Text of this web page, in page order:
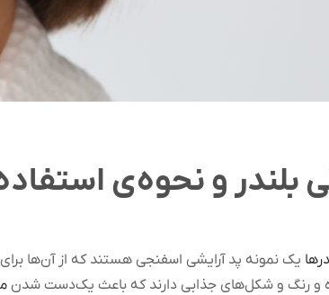
بلندر و نحوه‌ی
یک نمونه پد آرایشی اسفنجی هستند که از آن‌ها
و رنگ و شکل‌های جذابی دارند که باعث یک‌دست شدن